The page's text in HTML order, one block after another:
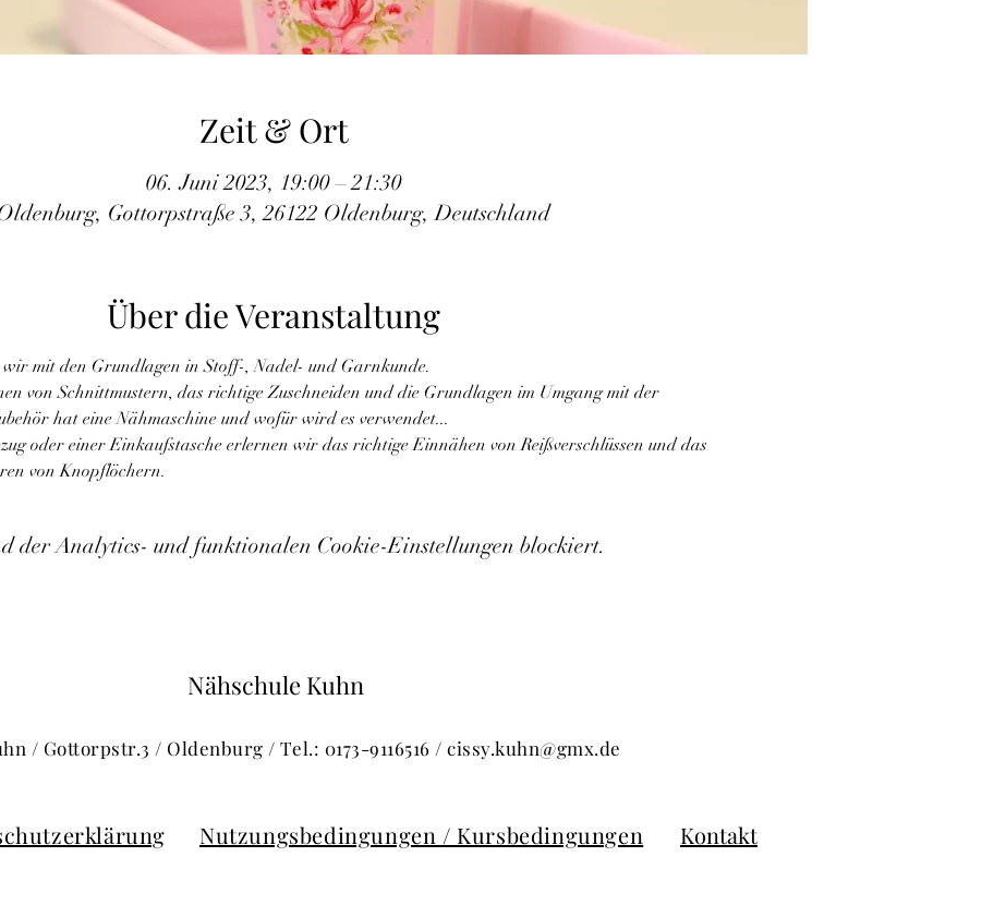
Zeit & Ort
06. Juni 2023, 19:00 – 21:30
Gottorpstraße 3, 26122 Oldenburg, Deutschland
Über die Veranstaltung
mit den Grundlagen in Stoff-, Nadel- und Garnkunde.
von Schnittmustern, das richtige Zuschneiden und die Grundlagen im Umgang mit der
hat eine Nähmaschine und wofür wird es verwendet...
oder einer Einkaufstasche erlernen wir das richtige Einnähen von Reißverschlüssen und das
von Knopflöchern.
der Analytics- und funktionalen Cookie-Einstellungen blockiert.
Nähschule Kuhn
/ Gottorpstr.3 / Oldenburg / Tel.: 0173-9116516 /cissy.kuhn@gmx.de
Nutzungsbedingungen / Kursbedingungen Kontakt